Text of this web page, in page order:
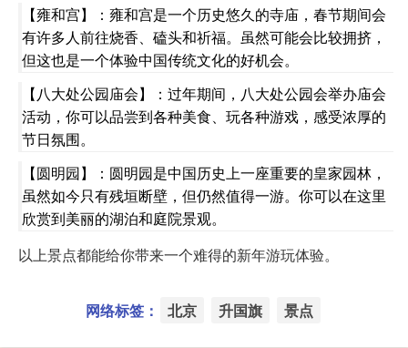
【雍和宫】：雍和宫是一个历史悠久的寺庙，春节期间会
有许多人前往烧香、磕头和祈福。虽然可能会比较拥挤，
但这也是一个体验中国传统文化的好机会。
【八大处公园庙会】：过年期间，八大处公园会举办庙会
活动，你可以品尝到各种美食、玩各种游戏，感受浓厚的
节日氛围。
【圆明园】：圆明园是中国历史上一座重要的皇家园林，
虽然如今只有残垣断壁，但仍然值得一游。你可以在这里
欣赏到美丽的湖泊和庭院景观。
以上景点都能给你带来一个难得的新年游玩体验。
网络标签： 北京 升国旗 景点